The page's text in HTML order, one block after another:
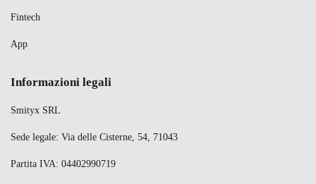
Fintech
App
Informazioni legali
Smityx SRL
Sede legale: Via delle Cisterne, 54, 71043
Partita IVA: 04402990719